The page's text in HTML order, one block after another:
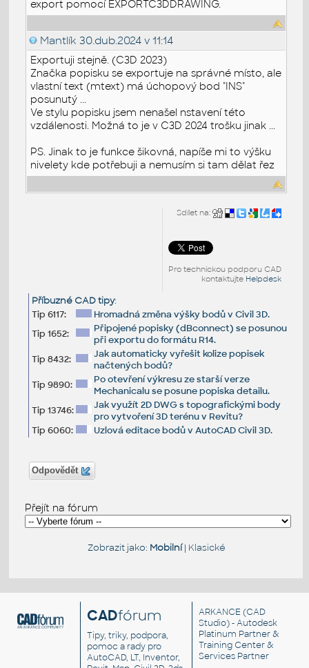
export pomocí EXPORTC3DDRAWING.
Mantlík 30.dub.2024 v 11:14
Exportuji stejně. (C3D 2023)
Značka popisku se exportuje na správné místo, ale
vlastní text (mtext) má úchopový bod "INS"
posunutý ...
Ve stylu popisku jsem nenašel nstavení této
vzdálenosti. Možná to je v C3D 2024 trošku jinak ...
PS. Jinak to je funkce šikovná, napíše mi to výšku
nivelety kde potřebuji a nemusím si tam dělat řez
Sdílet na:
Pro technickou podporu CAD
kontaktujte Helpdesk
Příbuzné CAD tipy:
Tip 6117:
Hromadná změna výšky bodů v Civil 3D.
Tip 1652:
Připojené popisky (dBconnect) se posunou
při exportu do formátu R14.
Tip 8432:
Jak automaticky vyřešit kolize popisek
načtených bodů?
Tip 9890:
Po otevření výkresu ze starší verze
Mechanicalu se posune popiska detailu.
Tip 13746:
Jak využít 2D DWG s topografickými body
pro vytvoření 3D terénu v Revitu?
Tip 6060:
Uzlová editace bodů v AutoCAD Civil 3D.
Odpovědět
Přejít na fórum
Zobrazit jako: Mobilní| Klasické
CADfórum
Tipy, triky, podpora,
pomoc a rady pro
AutoCAD, LT, Inventor,
ARKANCE (CAD
Studio) - Autodesk
Platinum Partner &
Training Center &
Services Partner